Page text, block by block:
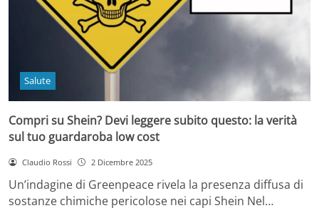
Salute
Compri su Shein? Devi leggere subito questo: la verità
sul tuo guardaroba low cost
Claudio Rossi 2 Dicembre 2025
Un’indagine di Greenpeace rivela la presenza diffusa di
sostanze chimiche pericolose nei capi Shein Nel…